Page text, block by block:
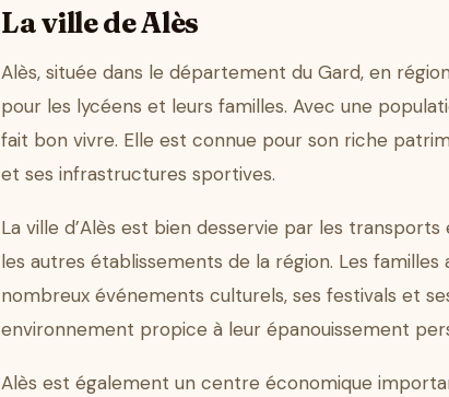
La ville de Alès
Alès, située dans le département du Gard, en
pour les lycéens et leurs familles. Avec une
fait bon vivre. Elle est connue pour son riche
et ses infrastructures sportives.
La ville d’Alès est bien desservie par les
les autres établissements de la région. Les
nombreux événements culturels, ses festivals et
environnement propice à leur épanouissement
Alès est également un centre économique